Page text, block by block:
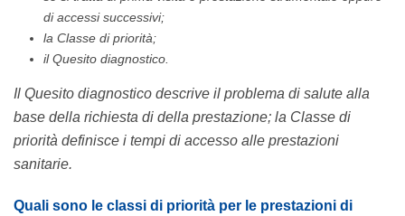
di accessi successivi;
la Classe di priorità;
il Quesito diagnostico.
Il Quesito diagnostico descrive il problema di salute alla
base della richiesta di della prestazione; la Classe di
priorità definisce i tempi di accesso alle prestazioni
sanitarie.
Quali sono le classi di priorità per le prestazioni di